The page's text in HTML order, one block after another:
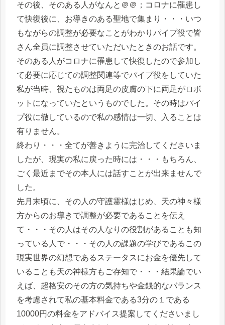
その後、そのある人がなんと＠＠；コロナに罹患し
て快復後に、お導きのある聖地で集まり・・・いつ
もながらの調整が必要なことがわかりパイプ役で皆
さん全員に調整させていただいたときのお話です。
そのある人がコロナに罹患して快復したので参加し
て必要に応じての調整関連等でパイプ役をしていた
私が当時、視たものは両足の皮膚の下に両足がロボ
ットになっていたというものでした。その時はパイ
プ役に徹しているので私の感情は一切、入ることは
有りません。
終わり・・・全てが善きように完治してくださいま
したが、現実の私に戻った時には・・・もちろん、
ごく最近までその本人には話すことが出来ませんで
した。
先月末頃に、その人の守護霊様はじめ、天の神々様
方からのお導きで調整が必要であることを伝え
て・・・その人はその人なりの役割があることも知
っている人で・・・その人の課題の学びであるこの
現実世界の幻想であるステータスにお金を優先して
いることも天の神様方もご存知で・・・結果論でい
えば、超格安のその方の気持ちや金銭的なバランス
を考慮されて私の基本料金である3分の１である
10000円の料金をアドバイス提案してくださいまし